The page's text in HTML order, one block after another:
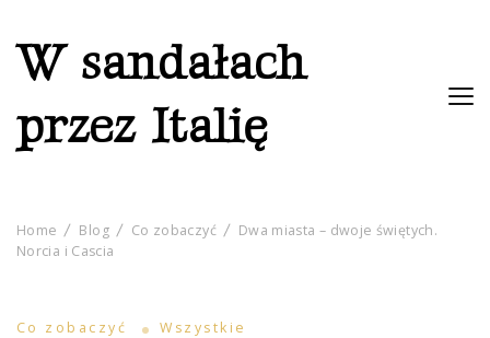
W sandałach
przez Italię
Home Blog Co zobaczyć
Dwa miasta – dwoje świętych.
Norcia i Cascia
Co zobaczyć Wszystkie